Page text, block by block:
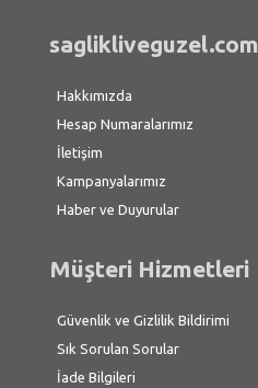
saglikliveguzel.com
Hakkımızda
Hesap Numaralarımız
İletişim
Kampanyalarımız
Haber ve Duyurular
Müşteri Hizmetleri
Güvenlik ve Gizlilik Bildirimi
Sık Sorulan Sorular
İade Bilgileri